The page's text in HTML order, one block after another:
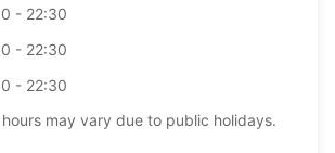
- 22:30
- 22:30
- 22:30
may vary due to public holidays.